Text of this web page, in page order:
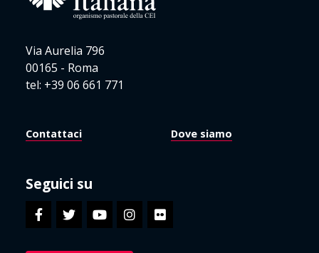
Via Aurelia 796
00165 - Roma
tel: +39 06 661 771
Contattaci Dove siamo
Seguici su